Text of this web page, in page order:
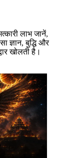
लाभ जानें,
ज्ञान, बुद्धि और
खोलती है।